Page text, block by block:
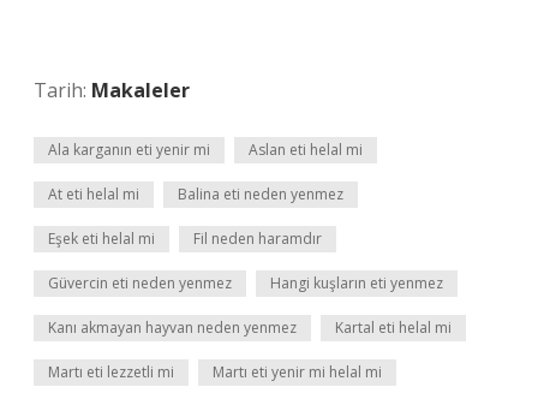
Tarih: Makaleler
Ala karganın eti yenir mi Aslan eti helal mi
At eti helal mi Balina eti neden yenmez
Eşek eti helal mi Fil neden haramdır
Güvercin eti neden yenmez Hangi kuşların eti yenmez
Kanı akmayan hayvan neden yenmez Kartal eti helal mi
Martı eti lezzetli mi Martı eti yenir mi helal mi